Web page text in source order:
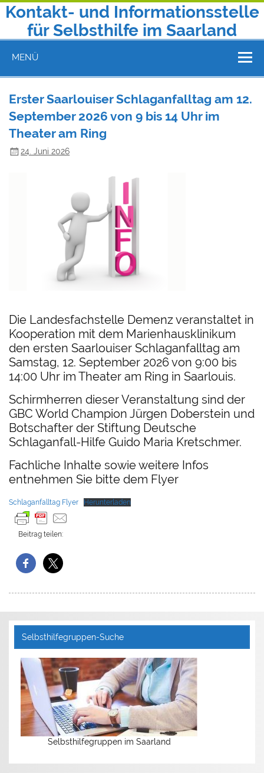
Zum
Inhalt
springen
Kontakt- und Informationsstelle
für Selbsthilfe im Saarland
MENÜ
Erster Saarlouiser Schlaganfalltag am 12.
September 2026 von 9 bis 14 Uhr im
Theater am Ring
24. Juni 2026
Die Landesfachstelle Demenz veranstaltet in
Kooperation mit dem Marienhausklinikum
den ersten Saarlouiser Schlaganfalltag am
Samstag, 12. September 2026 von 9:00 bis
14:00 Uhr im Theater am Ring in Saarlouis.
Schirmherren dieser Veranstaltung sind der
GBC World Champion Jürgen Doberstein und
Botschafter der Stiftung Deutsche
Schlaganfall-Hilfe Guido Maria Kretschmer.
Fachliche Inhalte sowie weitere Infos
entnehmen Sie bitte dem Flyer
Schlaganfalltag Flyer Herunterladen
Beitrag teilen:
Selbsthilfegruppen-Suche
Selbsthilfegruppen im Saarland